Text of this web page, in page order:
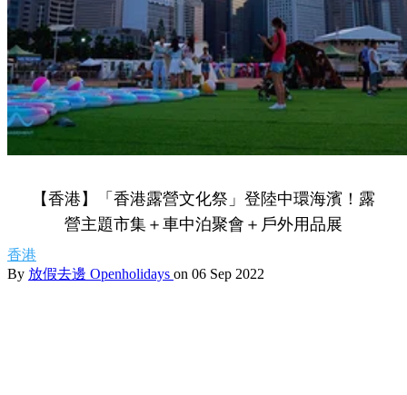
【香港】「香港露營文化祭」登陸中環海濱！露
營主題市集＋車中泊聚會＋戶外用品展
香港
By 放假去邊 Openholidays on 06 Sep 2022